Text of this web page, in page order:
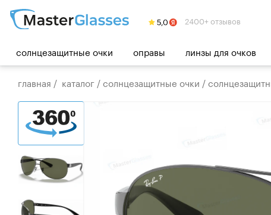
2400+ отзывов
солнцезащитные очки оправы линзы для очков
главная / каталог /солнцезащитные очки /